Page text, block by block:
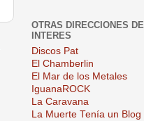
OTRAS DIRECCIONES DE
INTERES
Discos Pat
El Chamberlin
El Mar de los Metales
IguanaROCK
La Caravana
La Muerte Tenía un Blog